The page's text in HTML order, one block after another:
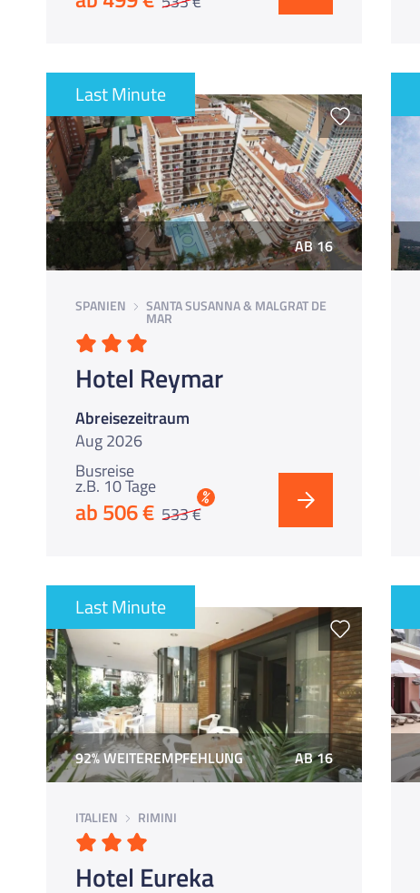
Last Minute
AB 16
SPANIEN SANTA SUSANNA & MALGRAT DE
MAR
Hotel Reymar
Abreisezeitraum
Aug 2026
Busreise
z.B. 10 Tage
ab 506 € 533 €
%
Last Minute
92% WEITEREMPFEHLUNG AB 16
ITALIEN RIMINI
Hotel Eureka